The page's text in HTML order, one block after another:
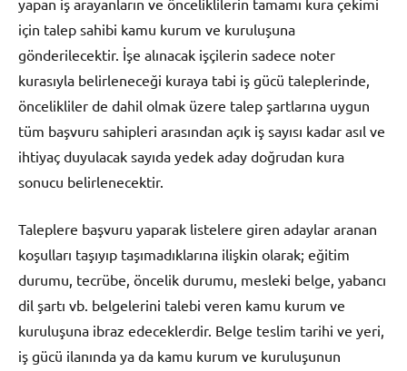
yapan iş arayanların ve önceliklilerin tamamı kura çekimi
için talep sahibi kamu kurum ve kuruluşuna
gönderilecektir. İşe alınacak işçilerin sadece noter
kurasıyla belirleneceği kuraya tabi iş gücü taleplerinde,
öncelikliler de dahil olmak üzere talep şartlarına uygun
tüm başvuru sahipleri arasından açık iş sayısı kadar asıl ve
ihtiyaç duyulacak sayıda yedek aday doğrudan kura
sonucu belirlenecektir.
Taleplere başvuru yaparak listelere giren adaylar aranan
koşulları taşıyıp taşımadıklarına ilişkin olarak; eğitim
durumu, tecrübe, öncelik durumu, mesleki belge, yabancı
dil şartı vb. belgelerini talebi veren kamu kurum ve
kuruluşuna ibraz edeceklerdir. Belge teslim tarihi ve yeri,
iş gücü ilanında ya da kamu kurum ve kuruluşunun